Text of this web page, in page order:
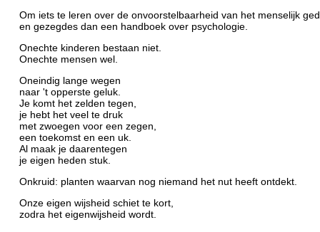
Om iets te leren over de onvoorstelbaarheid van het menselijk
en gezegdes dan een handboek over psychologie.
Onechte kinderen bestaan niet.
Onechte mensen wel.
Oneindig lange wegen
naar 't opperste geluk.
Je komt het zelden tegen,
je hebt het veel te druk
met zwoegen voor een zegen,
een toekomst en een uk.
Al maak je daarentegen
je eigen heden stuk.
Onkruid: planten waarvan nog niemand het nut heeft ontdekt.
Onze eigen wijsheid schiet te kort,
zodra het eigenwijsheid wordt.